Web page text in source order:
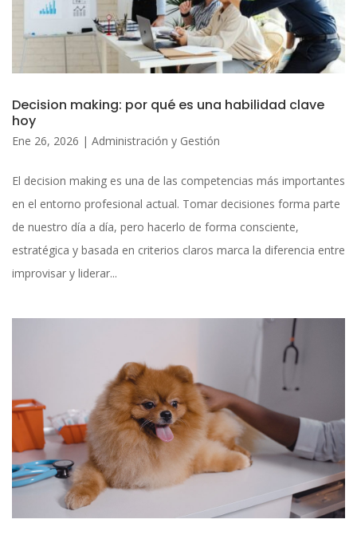
Decision making: por qué es una habilidad clave
hoy
Ene 26, 2026 | Administración y Gestión
El decision making es una de las competencias más importantes
en el entorno profesional actual. Tomar decisiones forma parte
de nuestro día a día, pero hacerlo de forma consciente,
estratégica y basada en criterios claros marca la diferencia entre
improvisar y liderar...